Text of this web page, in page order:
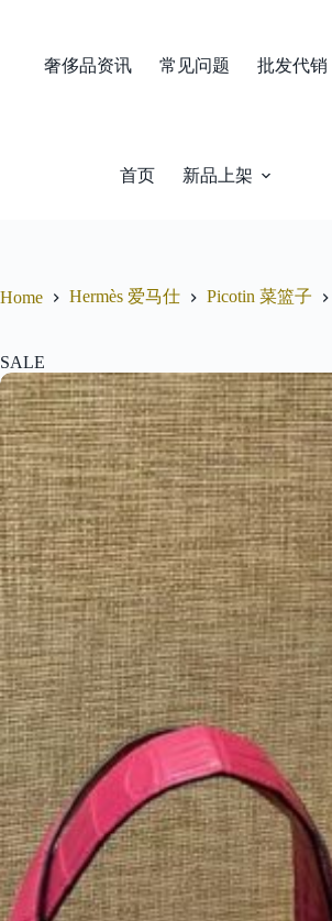
奢侈品资讯
常见问题 批发代销
首页 新品上架
Home Hermès 爱马仕 Picotin 菜篮子
SALE